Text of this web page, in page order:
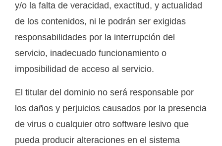
y/o la falta de veracidad, exactitud, y actualidad
de los contenidos, ni le podrán ser exigidas
responsabilidades por la interrupción del
servicio, inadecuado funcionamiento o
imposibilidad de acceso al servicio.
El titular del dominio no será responsable por
los daños y perjuicios causados por la presencia
de virus o cualquier otro software lesivo que
pueda producir alteraciones en el sistema